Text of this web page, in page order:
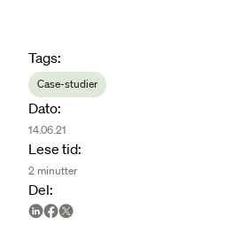
Article metadata
Tags:
Case-studier
Dato:
14.06.21
Lese tid:
2 minutter
Del: